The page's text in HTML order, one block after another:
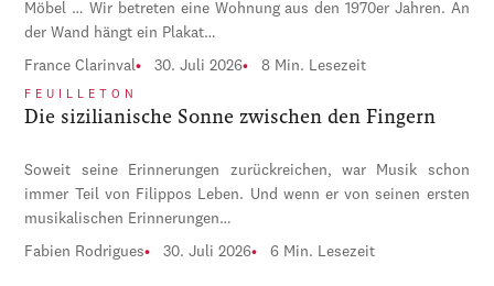
Möbel … Wir betreten eine Wohnung aus den 1970er Jahren. An
der Wand hängt ein Plakat…
France Clarinval 30. Juli 2026 8 Min. Lesezeit
FEUILLETON
Die sizilianische Sonne zwischen den Fingern
Soweit seine Erinnerungen zurückreichen, war Musik schon
immer Teil von Filippos Leben. Und wenn er von seinen ersten
musikalischen Erinnerungen…
Fabien Rodrigues 30. Juli 2026 6 Min. Lesezeit